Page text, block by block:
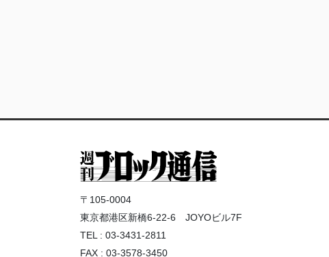
〒105-0004
東京都港区新橋6-22-6 JOYOビル7F
TEL : 03-3431-2811
FAX : 03-3578-3450